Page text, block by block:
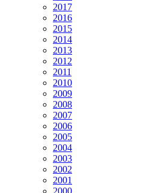
2017
2016
2015
2014
2013
2012
2011
2010
2009
2008
2007
2006
2005
2004
2003
2002
2001